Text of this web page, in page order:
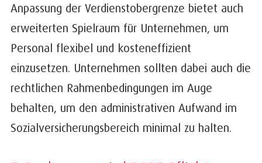
Anpassung der Verdienstobergrenze bietet auch
erweiterten Spielraum für Unternehmen, um
Personal flexibel und kosteneffizient
einzusetzen. Unternehmen sollten dabei auch die
rechtlichen Rahmenbedingungen im Auge
behalten, um den administrativen Aufwand im
Sozialversicherungsbereich minimal zu halten.